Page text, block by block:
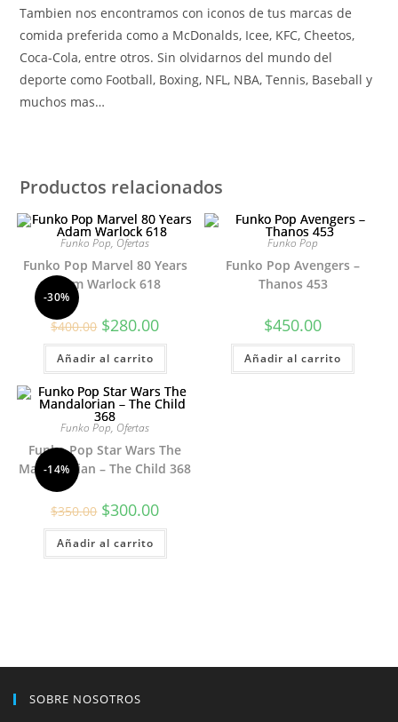
Tambien nos encontramos con iconos de tus marcas de
comida preferida como a McDonalds, Icee, KFC, Cheetos,
Coca-Cola, entre otros. Sin olvidarnos del mundo del
deporte como Football, Boxing, NFL, NBA, Tennis, Baseball y
muchos mas…
Productos relacionados
-30%
Funko Pop, Ofertas
Funko Pop Marvel 80 Years
Adam Warlock 618
$400.00 El
precio
original
era:
$400.00.
$280.00El
actual
$280.00.
Añadir al carrito
Funko Pop
Funko Pop Avengers –
Thanos 453
$450.00
Añadir al carrito
-14%
Funko Pop, Ofertas
Funko Pop Star Wars The
Mandalorian – The Child 368
$350.00 El
precio
original
era:
$350.00.
$300.00El
actual
$300.00.
Añadir al carrito
SOBRE NOSOTROS